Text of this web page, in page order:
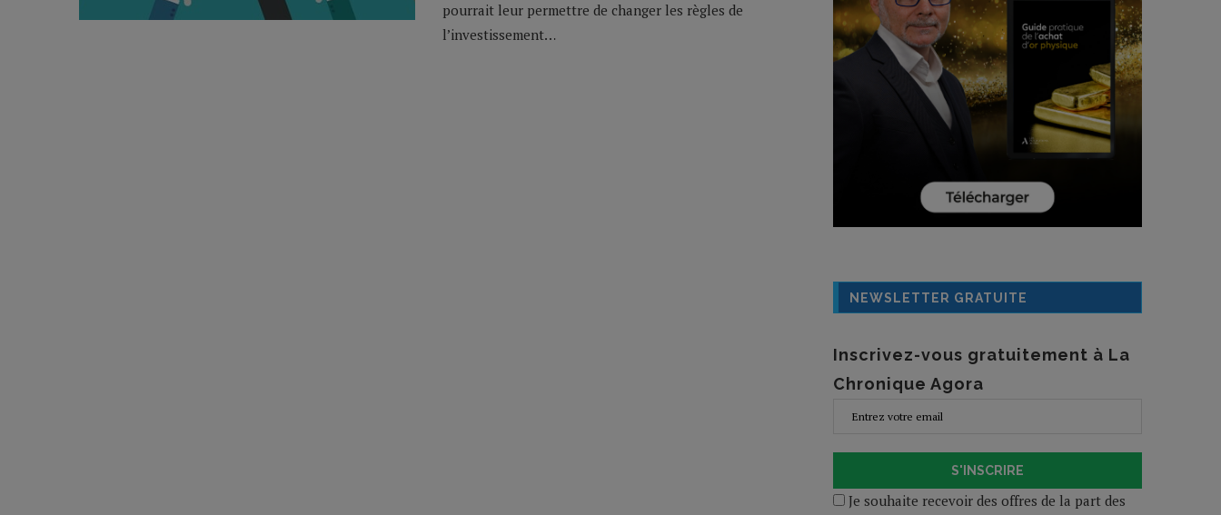
pourrait leur permettre de changer les règles de
l’investissement…
NEWSLETTER GRATUITE
Inscrivez-vous gratuitement à La
Chronique Agora
S'INSCRIRE
Je souhaite recevoir des offres de la part des